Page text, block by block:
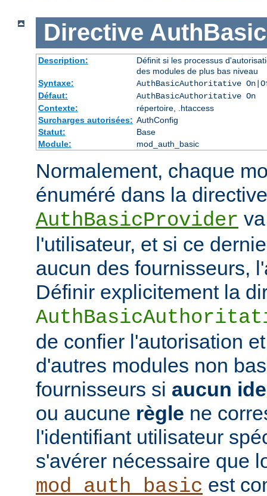
Directive
Description:
Définit si les processus
des modules de plus bas niveau
Syntaxe:
AuthBasicAuthoritative
Défaut:
AuthBasicAuthoritative On
Contexte:
répertoire, .htaccess
Surcharges autorisées: AuthConfig
Statut:
Base
Module:
mod_auth_basic
Normalement, chaque
énuméré dans la directive
AuthBasicProvider
l'utilisateur, et si ce
aucun des fournisseurs,
Définir explicitement la
de confier l'autorisation
d'autres modules non
fournisseurs si aucun
ou aucune règle ne
l'identifiant utilisateur
s'avérer nécessaire que
mod_auth_basic est